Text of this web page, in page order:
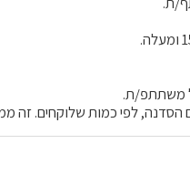
הסדנה, לפי כמות שלוקחים.